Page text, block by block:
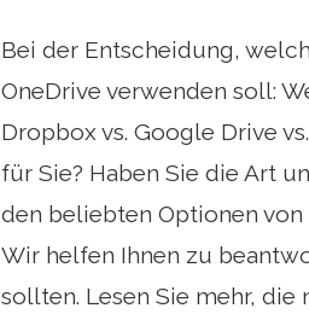
Bei der Entscheidung,
OneDrive verwenden soll:
Dropbox vs. Google Drive
für Sie? Haben Sie die Art
den beliebten Optionen
Wir helfen Ihnen zu
sollten. Lesen Sie mehr,